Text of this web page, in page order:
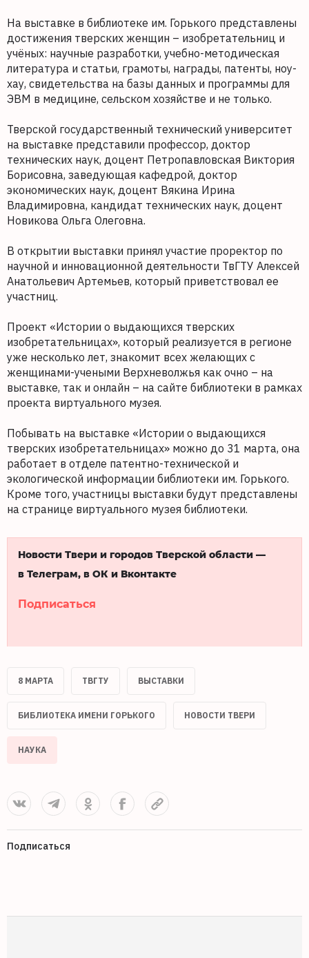
На выставке в библиотеке им. Горького представлены
достижения тверских женщин – изобретательниц и
учёных: научные разработки, учебно-методическая
литература и статьи, грамоты, награды, патенты, ноу-
хау, свидетельства на базы данных и программы для
ЭВМ в медицине, сельском хозяйстве и не только.
Тверской государственный технический университет
на выставке представили профессор, доктор
технических наук, доцент Петропавловская Виктория
Борисовна, заведующая кафедрой, доктор
экономических наук, доцент Вякина Ирина
Владимировна, кандидат технических наук, доцент
Новикова Ольга Олеговна.
В открытии выставки принял участие проректор по
научной и инновационной деятельности ТвГТУ Алексей
Анатольевич Артемьев, который приветствовал ее
участниц.
Проект «Истории о выдающихся тверских
изобретательницах», который реализуется в регионе
уже несколько лет, знакомит всех желающих с
женщинами-учеными Верхневолжья как очно – на
выставке, так и онлайн – на сайте библиотеки в рамках
проекта виртуального музея.
Побывать на выставке «Истории о выдающихся
тверских изобретательницах» можно до 31 марта, она
работает в отделе патентно-технической и
экологической информации библиотеки им. Горького.
Кроме того, участницы выставки будут представлены
на странице виртуального музея библиотеки.
Новости Твери и городов Тверской области —
в Телеграм, в ОК и Вконтакте
Подписаться
8 МАРТА ТВГТУ ВЫСТАВКИ
БИБЛИОТЕКА ИМЕНИ ГОРЬКОГО НОВОСТИ ТВЕРИ
НАУКА
Подписаться